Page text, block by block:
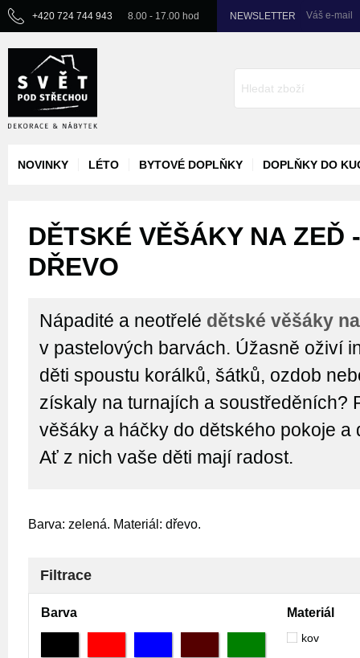
+420 724 744 943 8.00 - 17.00 hod NEWSLETTER Váš e-mail
NOVINKY LÉTO BYTOVÉ DOPLŇKY DOPLŇKY DO
DĚTSKÉ VĚŠÁKY NA
DŘEVO
Nápadité a neotřelé dětské věšáky
v pastelových barvách. Úžasně oživí
děti spoustu korálků, šátků, ozdob
získaly na turnajích a soustředěních?
věšáky a háčky do dětského pokoje a
Ať z nich vaše děti mají radost.
Barva: zelená. Materiál: dřevo.
Filtrace
Barva Materiál
kov